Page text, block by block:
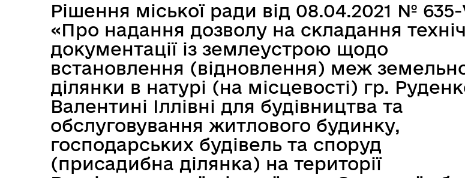
Засідання виконавчого
комітету
Рада безбар’єрності
Рішення міської ради від 08.04.2021 № 635-
«Про надання дозволу на складання
документації із землеустрою щодо
встановлення (відновлення) меж
ділянки в натурі (на місцевості) гр.
Валентині Іллівні для будівництва та
обслуговування житлового будинку,
господарських будівель та споруд
(присадибна ділянка) на території